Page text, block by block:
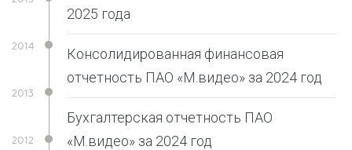
2025 года
Консолидированная финансовая
отчетность ПАО «М.видео» за 2024 год
Бухгалтерская отчетность ПАО
«М.видео» за 2024 год